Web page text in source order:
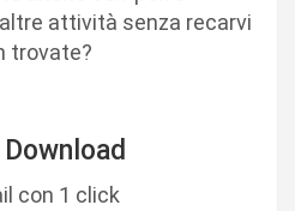
attività senza recarvi
trovate?
con 1 click